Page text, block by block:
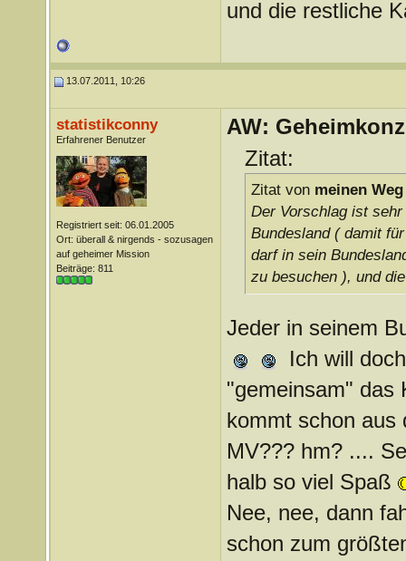
und die restliche
13.07.2011, 10:26
statistikconny
Erfahrener Benutzer
Registriert seit: 06.01.2005
Ort: überall & nirgends - sozusagen
auf geheimer Mission
Beiträge: 811
AW:
Zitat:
Zitat von meinen Weg
Der Vorschlag ist
Bundesland ( damit
darf in sein
zu besuchen ), und
Jeder in seinem
Ich will
"gemeinsam" das
kommt schon aus
MV??? hm? ....
halb so viel Spaß
Nee, nee, dann
schon zum